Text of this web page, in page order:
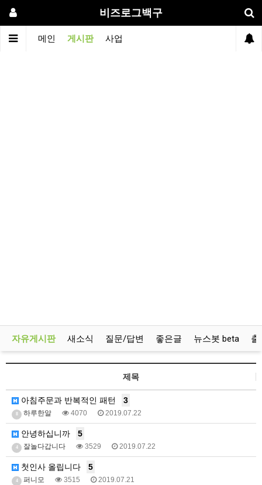
비즈로그백구
메인 게시판 사업
자유게시판 새소식 질문/답변 좋은글 뉴스봇 beta 출
제목
아침주문과 반복적인 패턴 3
하루한알 4070 2019.07.22
안녕하십니까 5
4 잘놀다갑니다 3529 2019.07.22
첫인사 올립니다 5
4 퍼니모 3515 2019.07.21